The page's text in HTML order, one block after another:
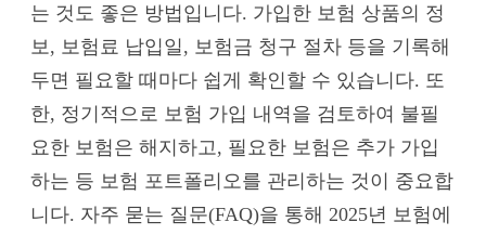
는 것도 좋은 방법입니다. 가입한 보험 상품의 정
보, 보험료 납입일, 보험금 청구 절차 등을 기록해
두면 필요할 때마다 쉽게 확인할 수 있습니다. 또
한, 정기적으로 보험 가입 내역을 검토하여 불필
요한 보험은 해지하고, 필요한 보험은 추가 가입
하는 등 보험 포트폴리오를 관리하는 것이 중요합
니다. 자주 묻는 질문(FAQ)을 통해 2025년 보험에